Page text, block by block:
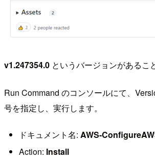
v1.247354.0 というバージョンがあるこ
Run Command のコンソールにて、
号を指定し、実行します。
ドキュメント名: AWS-
Action: Install